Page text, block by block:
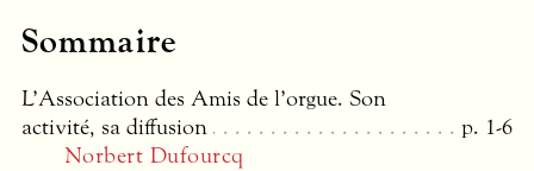
Sommaire
L’Association des Amis de l’orgue. Son
activité, sa diffusion
p. 1-6
Norbert Dufourcq